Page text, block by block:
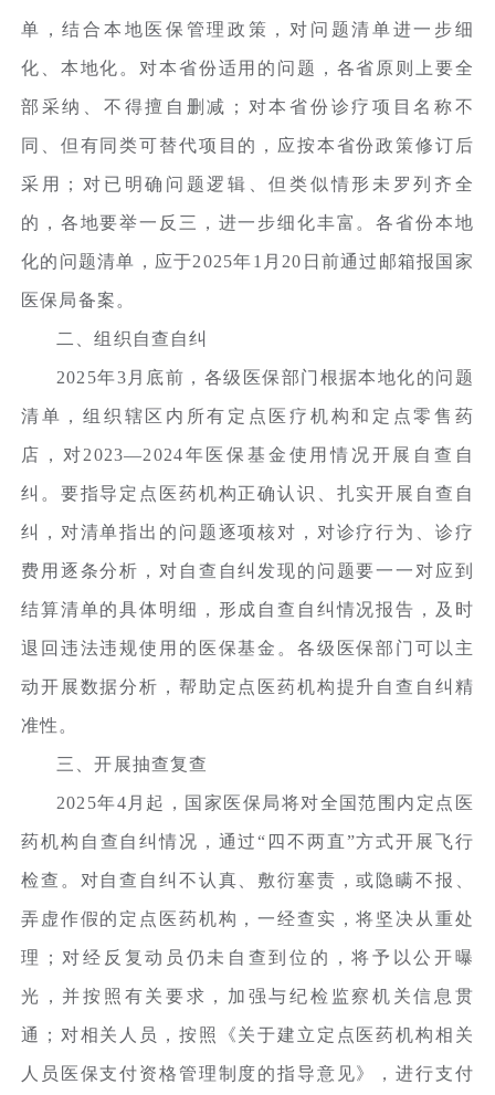
单，结合本地医保管理政策，对问题清单进一步细
化、本地化。对本省份适用的问题，各省原则上要全
部采纳、不得擅自删减；对本省份诊疗项目名称不
同、但有同类可替代项目的，应按本省份政策修订后
采用；对已明确问题逻辑、但类似情形未罗列齐全
的，各地要举一反三，进一步细化丰富。各省份本地
化的问题清单，应于2025年1月20日前通过邮箱报国家
医保局备案。
二、组织自查自纠
2025年3月底前，各级医保部门根据本地化的问题
清单，组织辖区内所有定点医疗机构和定点零售药
店，对2023—2024年医保基金使用情况开展自查自
纠。要指导定点医药机构正确认识、扎实开展自查自
纠，对清单指出的问题逐项核对，对诊疗行为、诊疗
费用逐条分析，对自查自纠发现的问题要一一对应到
结算清单的具体明细，形成自查自纠情况报告，及时
退回违法违规使用的医保基金。各级医保部门可以主
动开展数据分析，帮助定点医药机构提升自查自纠精
准性。
三、开展抽查复查
2025年4月起，国家医保局将对全国范围内定点医
药机构自查自纠情况，通过“四不两直”方式开展飞行
检查。对自查自纠不认真、敷衍塞责，或隐瞒不报、
弄虚作假的定点医药机构，一经查实，将坚决从重处
理；对经反复动员仍未自查到位的，将予以公开曝
光，并按照有关要求，加强与纪检监察机关信息贯
通；对相关人员，按照《关于建立定点医药机构相关
人员医保支付资格管理制度的指导意见》，进行支付